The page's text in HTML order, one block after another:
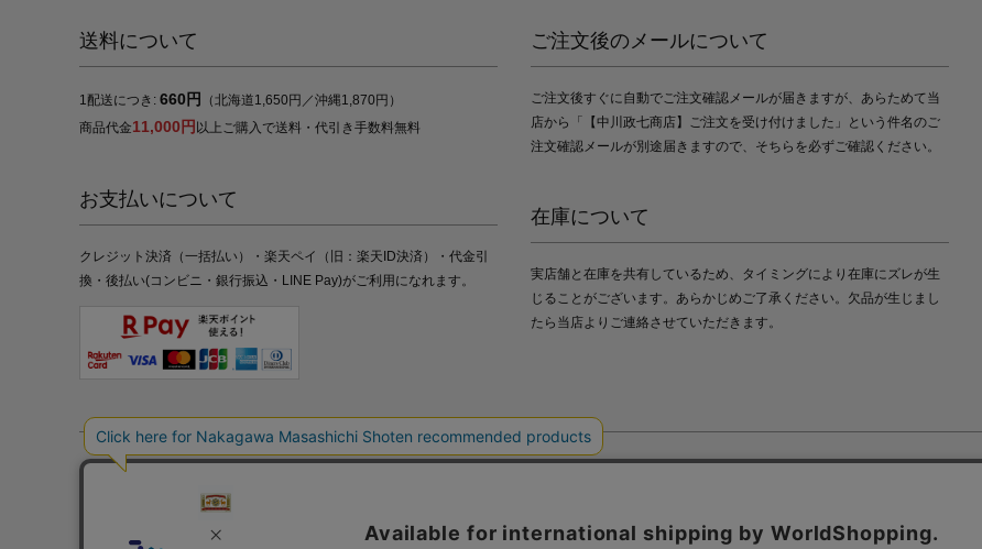
送料について
1配送につき: 660円
（北海道1,650円／沖縄1,870円）
商品代金11,000円 以上ご購入で送料・代引き手数料無料
お支払いについて
クレジット決済（一括払い）・楽天ペイ（旧：楽天ID決済）・代金引
換・後払い(コンビニ・銀行振込・LINE Pay)がご利用になれます。
ご注文後のメールについて
ご注文後すぐに自動でご注文確認メールが届きますが、あらためて当
店から「【中川政七商店】ご注文を受け付けました」という件名のご
注文確認メールが別途届きますので、そちらを必ずご確認ください。
在庫について
実店舗と在庫を共有しているため、タイミングにより在庫にズレが生
じることがございます。あらかじめご了承ください。欠品が生じまし
たら当店よりご連絡させていただきます。
プライバシーポリシー